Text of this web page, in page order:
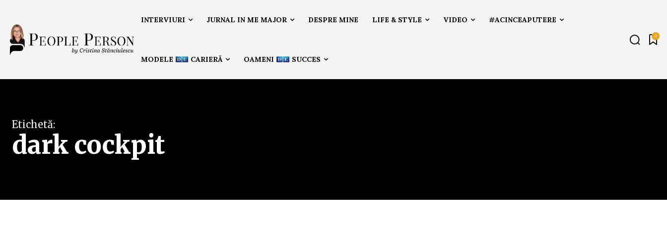
INTERVIURI JURNAL IN ME MAJOR DESPRE MINE LIFE & STYLE VIDEO #ACINCEAPUTERE
MODELE CARIERĂ OAMENI SUCCES
0
Etichetă:
dark cockpit